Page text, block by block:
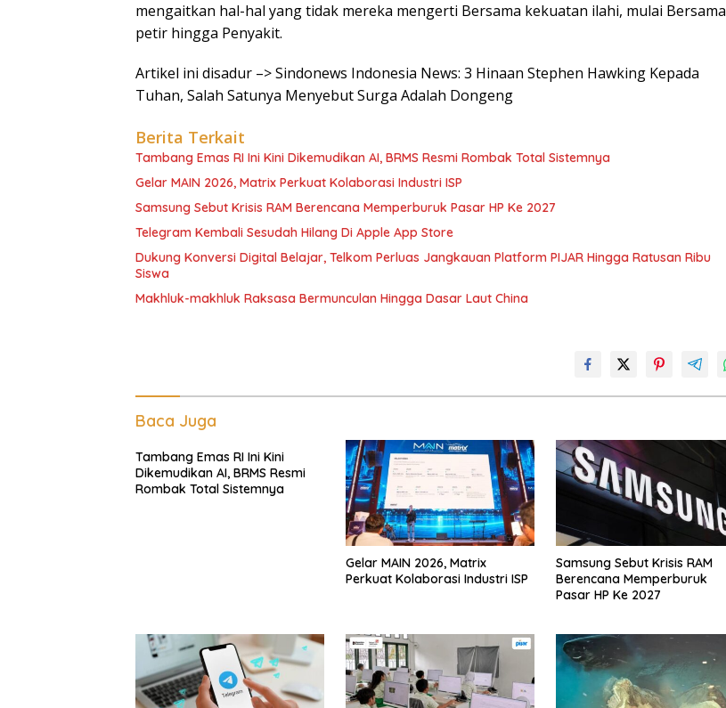
mengaitkan hal-hal yang tidak mereka mengerti Bersama kekuatan ilahi, mulai Bersama
petir hingga Penyakit.
Artikel ini disadur –> Sindonews Indonesia News: 3 Hinaan Stephen Hawking Kepada
Tuhan, Salah Satunya Menyebut Surga Adalah Dongeng
Berita Terkait
Tambang Emas RI Ini Kini Dikemudikan AI, BRMS Resmi Rombak Total Sistemnya
Gelar MAIN 2026, Matrix Perkuat Kolaborasi Industri ISP
Samsung Sebut Krisis RAM Berencana Memperburuk Pasar HP Ke 2027
Telegram Kembali Sesudah Hilang Di Apple App Store
Dukung Konversi Digital Belajar, Telkom Perluas Jangkauan Platform PIJAR Hingga Ratusan Ribu
Siswa
Makhluk-makhluk Raksasa Bermunculan Hingga Dasar Laut China
Baca Juga
Tambang Emas RI Ini Kini
Dikemudikan AI, BRMS Resmi
Rombak Total Sistemnya
Gelar MAIN 2026, Matrix
Perkuat Kolaborasi Industri ISP
Samsung Sebut Krisis RAM
Berencana Memperburuk
Pasar HP Ke 2027